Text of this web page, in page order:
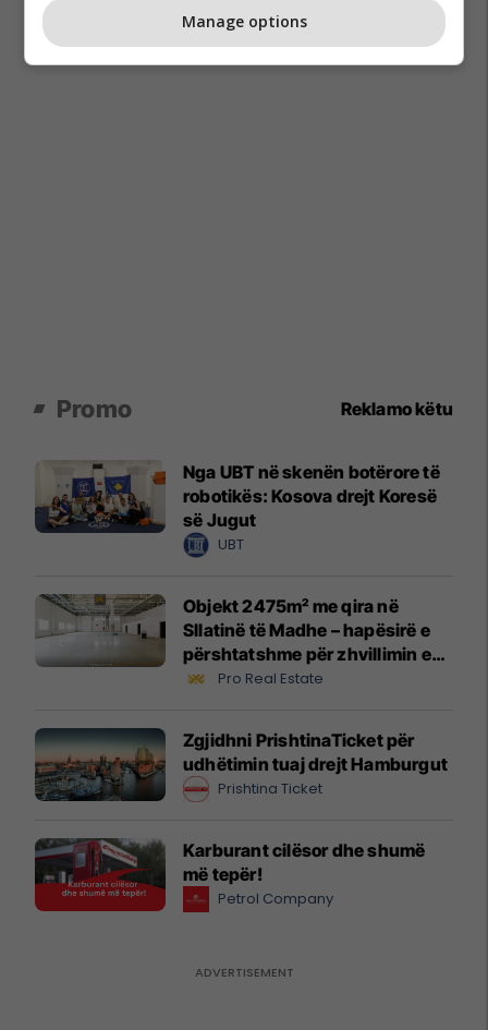
Promo Reklamo këtu
Nga UBT në skenën botërore të
robotikës: Kosova drejt Koresë
së Jugut
UBT
Objekt 2475m² me qira në
Sllatinë të Madhe – hapësirë e
përshtatshme për zhvillimin e
biznesit #16068
Pro Real Estate
Zgjidhni PrishtinaTicket për
udhëtimin tuaj drejt Hamburgut
Prishtina Ticket
Karburant cilësor dhe shumë
më tepër!
Petrol Company
Manage options